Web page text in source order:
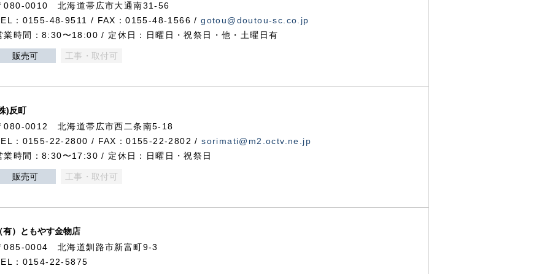
080-0010 北海道帯広市大通南31-56
：0155-48-9511 / FAX：0155-48-1566 /gotou@doutou-sc.co.jp
業時間：8:30〜18:00 / 定休日：日曜日・祝祭日・他・土曜日有
販売可 工事・取付可
)反町
080-0012 北海道帯広市西二条南5-18
：0155-22-2800 / FAX：0155-22-2802 /sorimati@m2.octv.ne.jp
業時間：8:30〜17:30 / 定休日：日曜日・祝祭日
販売可 工事・取付可
有）ともやす金物店
085-0004 北海道釧路市新富町9-3
：0154-22-5875